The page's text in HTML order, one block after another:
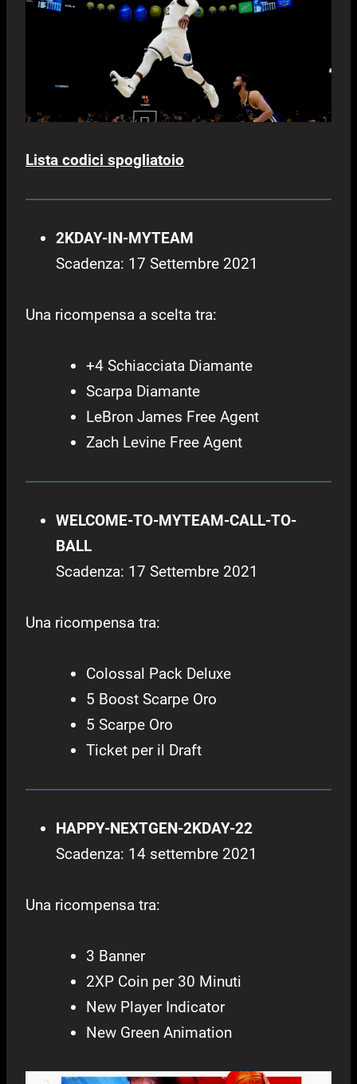
Lista codici spogliatoio
2KDAY-IN-MYTEAM
Scadenza: 17 Settembre 2021
Una ricompensa a scelta tra:
+4 Schiacciata Diamante
Scarpa Diamante
LeBron James Free Agent
Zach Levine Free Agent
WELCOME-TO-MYTEAM-CALL-TO-
BALL
Scadenza: 17 Settembre 2021
Una ricompensa tra:
Colossal Pack Deluxe
5 Boost Scarpe Oro
5 Scarpe Oro
Ticket per il Draft
HAPPY-NEXTGEN-2KDAY-22
Scadenza: 14 settembre 2021
Una ricompensa tra:
3 Banner
2XP Coin per 30 Minuti
New Player Indicator
New Green Animation